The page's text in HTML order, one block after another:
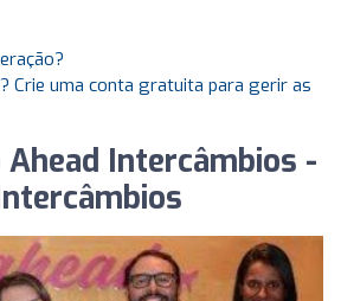
Crie uma conta gratuita para gerir as
Ahead Intercâmbios -